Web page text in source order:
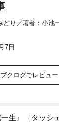
どり／著者：小池
7日
ブクログでレビュ
一生』（タッシ